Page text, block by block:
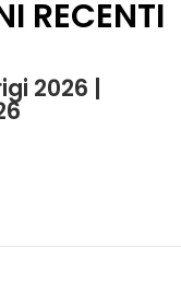
RECENTI
2026 |